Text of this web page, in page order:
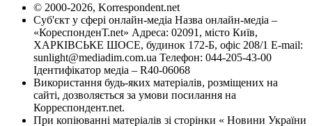
© 2000-2026, Korrespondent.net
Суб'єкт у сфері онлайн-медіа Назва онлайн-медіа –
«КореспонденТ.net» Адреса: 02091, місто Київ,
ХАРКІВСЬКЕ ШОСЕ, будинок 172-Б, офіс 208/1 E-mail:
sunlight@mediadim.com.ua Телефон: 044-205-43-00
Ідентифікатор медіа – R40-06068
Використання будь-яких матеріалів, розміщених на
сайті, дозволяється за умови посилання на
Корреспондент.net.
При копіюванні матеріалів зі сторінки « Новини України